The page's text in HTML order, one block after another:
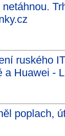
ruského
a Huawei -
poplach,